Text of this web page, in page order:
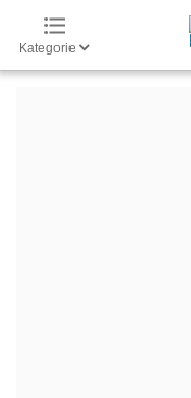
Kategorie